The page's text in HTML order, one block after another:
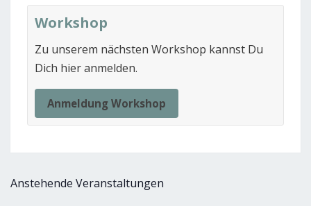
Workshop
Zu unserem nächsten Workshop kannst Du
Dich hier anmelden.
Anmeldung Workshop
Anstehende Veranstaltungen